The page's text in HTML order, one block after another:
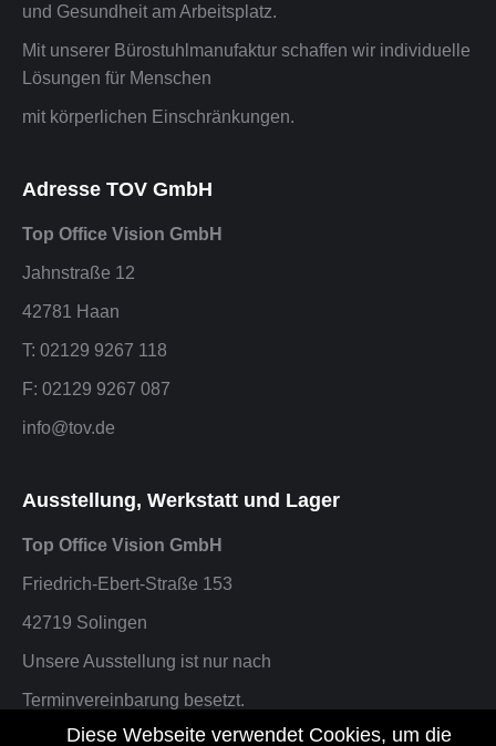
und Gesundheit am Arbeitsplatz.
Mit unserer Bürostuhlmanufaktur schaffen wir individuelle
Lösungen für Menschen
mit körperlichen Einschränkungen.
Adresse TOV GmbH
Top Office Vision GmbH
Jahnstraße 12
42781 Haan
T: 02129 9267 118
F: 02129 9267 087
info@tov.de
Ausstellung, Werkstatt und Lager
Top Office Vision GmbH
Friedrich-Ebert-Straße 153
42719 Solingen
Unsere Ausstellung ist nur nach
Terminvereinbarung besetzt.
F: 02129 9267 087 oder info@tov.de
Diese Webseite verwendet Cookies, um die